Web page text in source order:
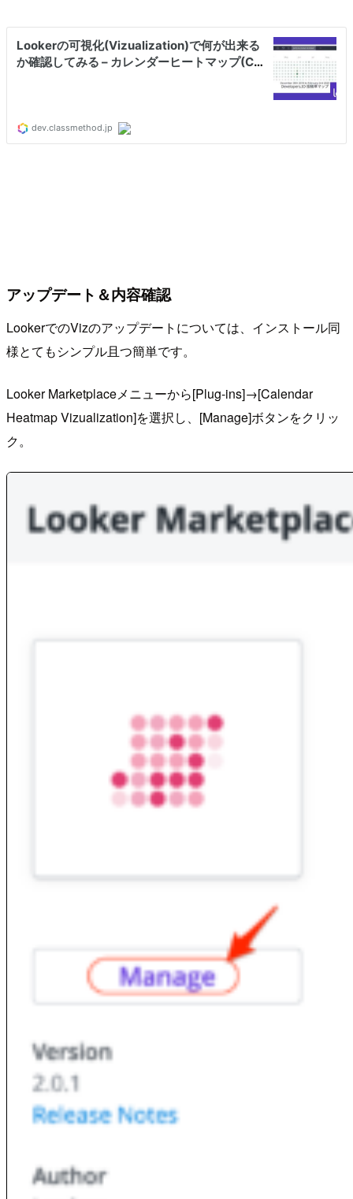
アップデート＆内容確認
LookerでのVizのアップデートについては、インストール同
様とてもシンプル且つ簡単です。
Looker Marketplaceメニューから[Plug-ins]→[Calendar
Heatmap Vizualization]を選択し、[Manage]ボタンをクリッ
ク。